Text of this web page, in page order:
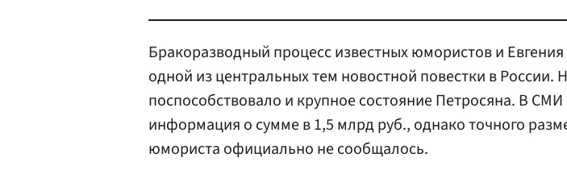
Бракоразводный процесс известных юмористов и Евгения
одной из центральных тем новостной повестки в России.
поспособствовало и крупное состояние Петросяна. В СМИ
информация о сумме в 1,5 млрд руб., однако точного
юмориста официально не сообщалось.